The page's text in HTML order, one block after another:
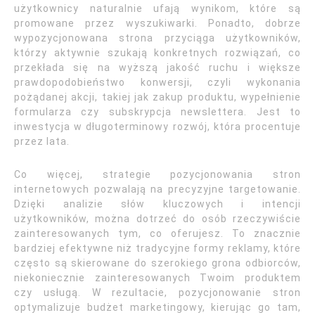
użytkownicy naturalnie ufają wynikom, które są
promowane przez wyszukiwarki. Ponadto, dobrze
wypozycjonowana strona przyciąga użytkowników,
którzy aktywnie szukają konkretnych rozwiązań, co
przekłada się na wyższą jakość ruchu i większe
prawdopodobieństwo konwersji, czyli wykonania
pożądanej akcji, takiej jak zakup produktu, wypełnienie
formularza czy subskrypcja newslettera. Jest to
inwestycja w długoterminowy rozwój, która procentuje
przez lata.
Co więcej, strategie pozycjonowania stron
internetowych pozwalają na precyzyjne targetowanie.
Dzięki analizie słów kluczowych i intencji
użytkowników, można dotrzeć do osób rzeczywiście
zainteresowanych tym, co oferujesz. To znacznie
bardziej efektywne niż tradycyjne formy reklamy, które
często są skierowane do szerokiego grona odbiorców,
niekoniecznie zainteresowanych Twoim produktem
czy usługą. W rezultacie, pozycjonowanie stron
optymalizuje budżet marketingowy, kierując go tam,